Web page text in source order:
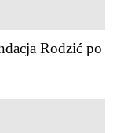
Rodzić po